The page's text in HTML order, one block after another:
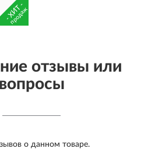
- ХИТ -
продаж
отзывы или
вопросы
о данном товаре.